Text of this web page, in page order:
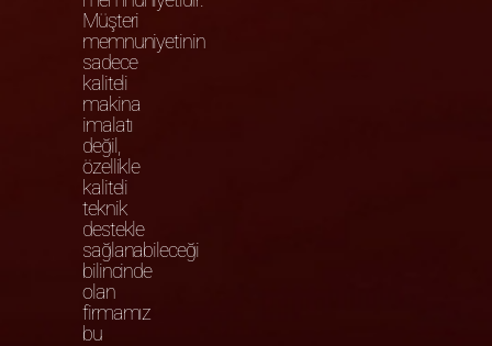
Müşteri
memnuniyetinin
sadece
kaliteli
makina
imalatı
değil,
özellikle
kaliteli
teknik
destekle
sağlanabileceği
bilincinde
olan
firmamız
bu